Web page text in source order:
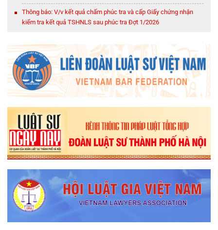
Thông báo: V/v kết quả chấm phúc tra và cấp Giấy chứng nhận
kiểm tra kết quả TSHNLS sau phúc tra Đợt 1/2026